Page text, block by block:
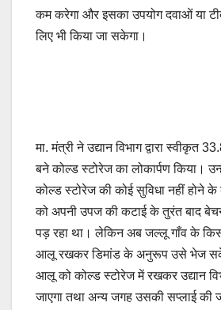
कम करेगा और इसका उपयोग दवाओं या
लिए भी किया जा सकेगा।
मा. मंत्री ने उद्यान विभाग द्वारा स्वीकृत
बने कोल्ड स्टोरेज का लोकार्पण किया।
कोल्ड स्टोरेज की कोई सुविधा नहीं होने
को अपनी उपज की कटाई के तुरंत बाद
पड़ रहा था। लेकिन अब जल्लू गाँव के
आलू रखकर डिमांड के अनुरूप उसे भेज
आलू को कोल्ड स्टोरेज में रखकर उद्यान
जाएगा तथा अन्य जगह उसकी सप्लाई की